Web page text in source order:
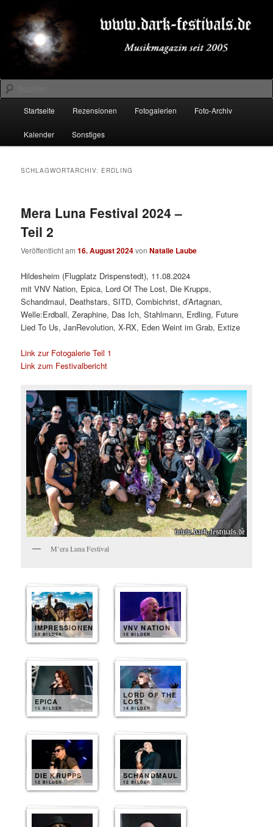
primären
Inhalt
springen
sekundären
Inhalt
springenDARK-FESTIVALS.DE
Suchen
Startseite Rezensionen Fotogalerien Foto-Archiv
Kalender Sonstiges
SCHLAGWORTARCHIV: ERDLING
Mera Luna Festival 2024 –
Teil 2
Veröffentlicht am16. August 2024vonNatalie Laube
Hildesheim (Flugplatz Drispenstedt), 11.08.2024
mit VNV Nation, Epica, Lord Of The Lost, Die Krupps,
Schandmaul, Deathstars, SITD, Combichrist, d’Artagnan,
Welle:Erdball, Zeraphine, Das Ich, Stahlmann, Erdling, Future
Lied To Us, JanRevolution, X-RX, Eden Weint im Grab, Extize
Link zur Fotogalerie Teil 1
Link zum Festivalbericht
M’era Luna Festival
IMPRESSIONEN
50 BILDER
VNV NATION
15 BILDER
EPICA
15 BILDER
LORD OF THE
LOST
14 BILDER
DIE KRUPPS
12 BILDER
SCHANDMAUL
12 BILDER